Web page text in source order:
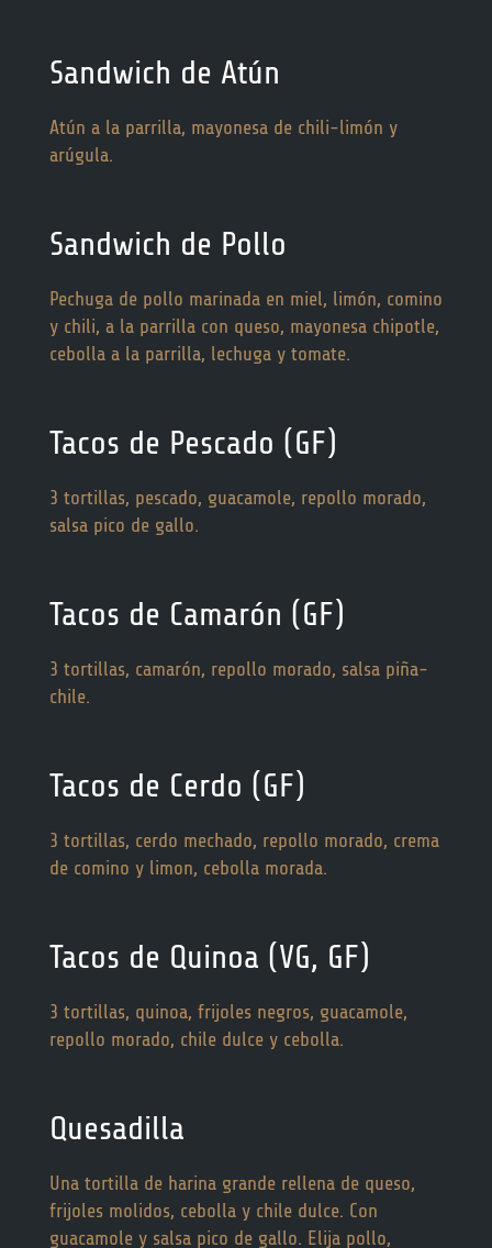
Sandwich de Atún
Atún a la parrilla, mayonesa de chili-limón y
arúgula.
Sandwich de Pollo
Pechuga de pollo marinada en miel, limón, comino
y chili, a la parrilla con queso, mayonesa chipotle,
cebolla a la parrilla, lechuga y tomate.
Tacos de Pescado (GF)
3 tortillas, pescado, guacamole, repollo morado,
salsa pico de gallo.
Tacos de Camarón (GF)
3 tortillas, camarón, repollo morado, salsa piña-
chile.
Tacos de Cerdo (GF)
3 tortillas, cerdo mechado, repollo morado, crema
de comino y limon, cebolla morada.
Tacos de Quinoa (VG, GF)
3 tortillas, quinoa, frijoles negros, guacamole,
repollo morado, chile dulce y cebolla.
Quesadilla
Una tortilla de harina grande rellena de queso,
frijoles molidos, cebolla y chile dulce. Con
guacamole y salsa pico de gallo. Elija pollo,